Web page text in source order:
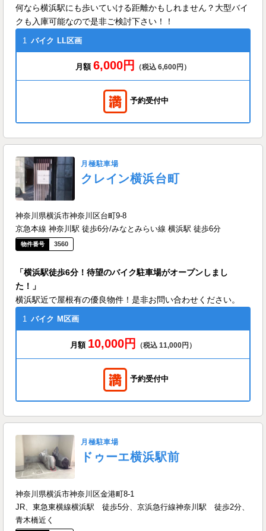
何なら横浜駅にも歩いていける距離かもしれません？大型バイ
クも入庫可能なので是非ご検討下さい！！
1 バイク LL区画
月額 6,000円 （税込 6,600円）
予約受付中
月極駐車場
クレイン横浜台町
神奈川県横浜市神奈川区台町9-8
京急本線 神奈川駅 徒歩6分/みなとみらい線 横浜駅 徒歩6分
3560
「横浜駅徒歩6分！待望のバイク駐車場がオープンしまし
た！」
横浜駅近で屋根有の優良物件！是非お問い合わせください。
1 バイク M区画
月額 10,000円 （税込 11,000円）
予約受付中
月極駐車場
ドゥーエ横浜駅前
神奈川県横浜市神奈川区金港町8-1
JR、東急東横線横浜駅 徒歩5分、京浜急行線神奈川駅 徒歩2分、
青木橋近く